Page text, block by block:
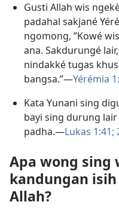
Gusti Allah wis
padahal sakjané
ngomong, ”Kowé
ana. Sakdurungé
nindakké tugas
bangsa.”​—Yérémia
Kata Yunani sing
bayi sing durung
padha.​—Lukas 1:41;
Apa wong sing
kandungan
Allah?